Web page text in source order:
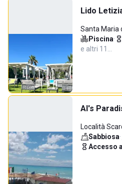
Lido
Santa Maria
Piscina·
e altri 11…
Al's
Località
Sabbiosa·
Accesso